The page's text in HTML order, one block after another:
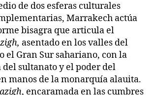
de dos esferas culturales
Marrakech actúa
bisagra que articula el
asentado en los valles del
el Gran Sur sahariano, con la
del sultanato y el poder del
manos de la monarquía alauita.
, encaramada en las cumbres